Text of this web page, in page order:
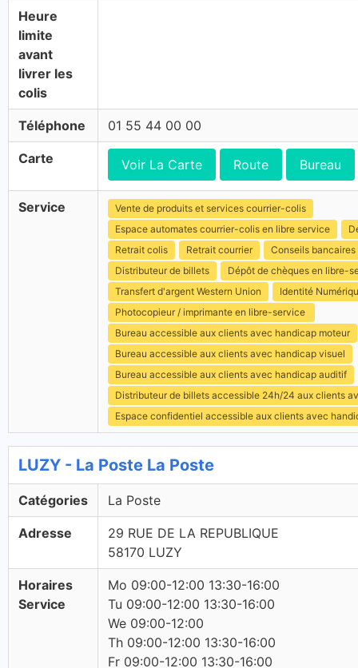
Heure
limite
avant
livrer les
colis
Téléphone 01 55 44 00 00
Carte Voir La Carte Route Bureau
Service
Vente de produits et services courrier-colis
Espace automates courrier-colis en libre service
Retrait colis
Retrait courrier
Conseils bancaires
Distributeur de billets
Dépôt de chèques en libre-
Transfert d'argent Western Union
Identité
Photocopieur / imprimante en libre-service
Bureau accessible aux clients avec handicap moteur
Bureau accessible aux clients avec handicap visuel
Bureau accessible aux clients avec handicap auditif
Distributeur de billets accessible 24h/24 aux clients
Espace confidentiel accessible aux clients avec
LUZY - La Poste La Poste
Catégories La Poste
Adresse
29 RUE DE LA REPUBLIQUE
58170 LUZY
Horaires
Service
Mo 09:00-12:00 13:30-16:00
Tu 09:00-12:00 13:30-16:00
We 09:00-12:00
Th 09:00-12:00 13:30-16:00
Fr 09:00-12:00 13:30-16:00